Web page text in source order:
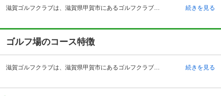
滋賀ゴルフクラブは、滋賀県甲賀市にあるゴルフクラブです。過去に数多くのプロトーナメントが開催された実績を持ちます。広く開放感のあるクラブハウス内には、ゆったりとした男女別のロッカールームやプロショップ、ラウンジ、レストランが完備されています。レストランでは地元名産の伊賀牛を使用したメニューが人気を集めています。 交通アクセスも良く、自動車では大阪・京都方面より高速道路を利用して1時間前後と交通アクセスも良いです。電車を利用する場合はJR草津線、貴生川駅よりタクシーで約10分となっています。予約制でクラブバスも運行しています。指定の時間に最寄り駅まで迎えに来てくれるため、移動もスムーズに行えます。 続きを見る
ゴルフ場のコース特徴
滋賀ゴルフクラブは、滋賀県甲賀市にあるゴルフクラブです。過去に数多くのプロトーナメントが開催された実績を持ちます。広く開放感のあるクラブハウス内には、ゆったりとした男女別のロッカールームやプロショップ、ラウンジ、レストランが完備されています。レストランでは地元名産の伊賀牛を使用したメニューが人気を集めています。 交通アクセスも良く、自動車では大阪・京都方面より高速道路を利用して1時間前後と交通アクセスも良いです。電車を利用する場合はJR草津線、貴生川駅よりタクシーで約10分となっています。予約制でクラブバスも運行しています。指定の時間に最寄り駅まで迎えに来てくれるため、移動もスムーズに行えます。 続きを見る